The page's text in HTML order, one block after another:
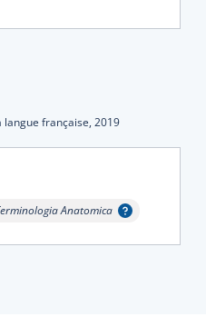
langue française, 2019
Anatomica
l'infobulle